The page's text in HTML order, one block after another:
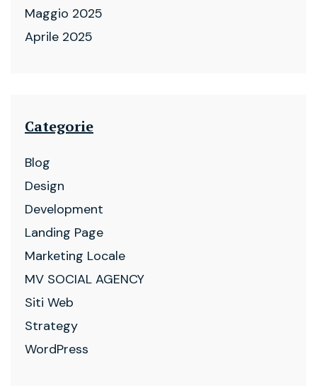
Maggio 2025
Aprile 2025
Categorie
Blog
Design
Development
Landing Page
Marketing Locale
MV SOCIAL AGENCY
Siti Web
Strategy
WordPress